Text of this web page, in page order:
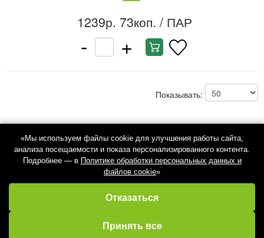
Избранное Кабинет
1239р. 73коп. / ПАР
- +
Показывать:
«Мы используем файлы cookie для улучшения работы сайта,
анализа посещаемости и показа персонализированного контента.
Подробнее — в Политике обработки персональных данных и
файлов cookie»
Отказаться
Принять все